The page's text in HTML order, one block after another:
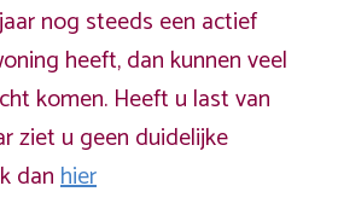
nog steeds een actief
heeft, dan kunnen veel
komen. Heeft u last van
ziet u geen duidelijke
danhier